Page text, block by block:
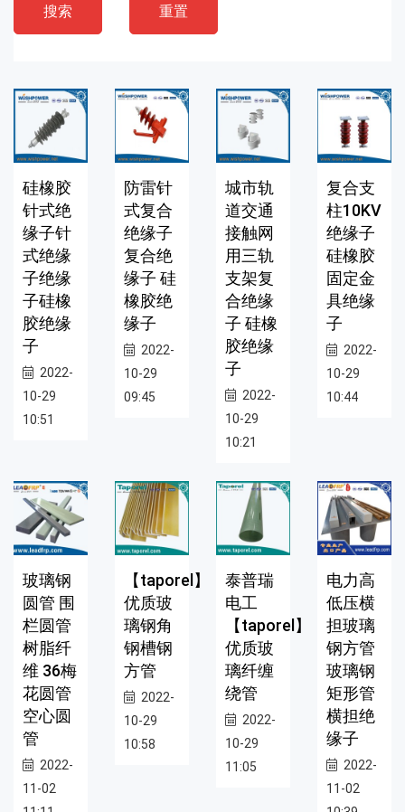
搜索 重置
硅橡胶
针式绝
缘子针
式绝缘
子绝缘
子硅橡
胶绝缘
子
2022-
10-29
10:51
防雷针
式复合
绝缘子
复合绝
缘子 硅
橡胶绝
缘子
2022-
10-29
09:45
城市轨
道交通
接触网
用三轨
支架复
合绝缘
子 硅橡
胶绝缘
子
2022-
10-29
10:21
复合支
柱10KV
绝缘子
硅橡胶
固定金
具绝缘
子
2022-
10-29
10:44
玻璃钢
圆管 围
栏圆管
树脂纤
维 36梅
花圆管
空心圆
管
2022-
11-02
【taporel】
优质玻
璃钢角
钢槽钢
方管
2022-
10-29
10:58
泰普瑞
电工
【taporel】
优质玻
璃纤缠
绕管
2022-
10-29
11:05
电力高
低压横
担玻璃
钢方管
玻璃钢
矩形管
横担绝
缘子
2022-
11-02